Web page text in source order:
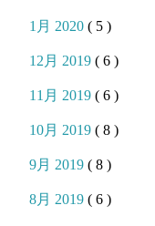
1月 2020( 5 )
12月 2019( 6 )
11月 2019( 6 )
10月 2019( 8 )
9月 2019( 8 )
8月 2019( 6 )